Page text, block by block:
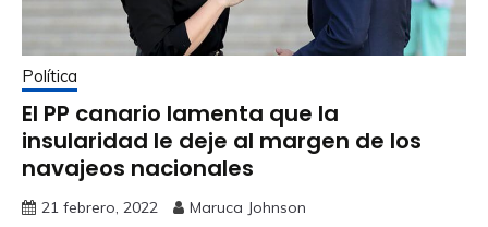
Política
El PP canario lamenta que la
insularidad le deje al margen de los
navajeos nacionales
21 febrero, 2022 Maruca Johnson